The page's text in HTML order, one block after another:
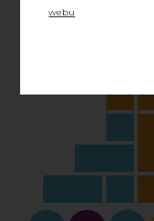
Dvojradové
webu